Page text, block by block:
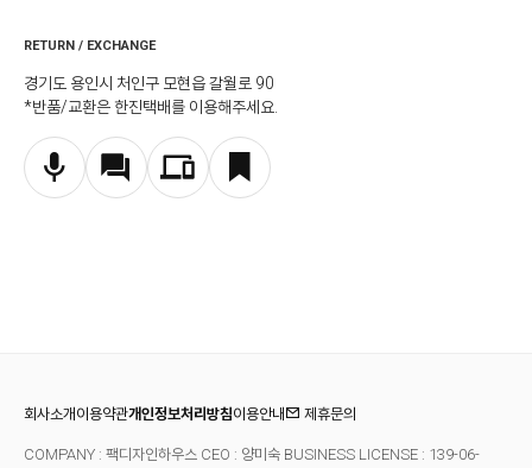
RETURN / EXCHANGE
경기도 용인시 처인구 모현읍 갈월로 90
*반품/교환은 한진택배를 이용해주세요.
회사소개 이용약관개인정보처리방침이용안내 제휴문의
COMPANY : 팩디자인하우스 CEO : 양미숙 BUSINESS LICENSE : 139-06-